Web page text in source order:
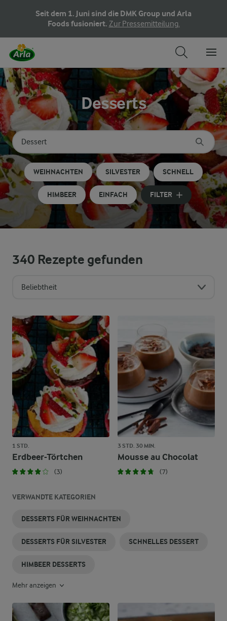
Seit dem 1. Juni sind die DMK Group und Arla
Foods fusioniert. Zur Pressemitteilung.
Desserts
Nach Kategorie suchen
Geben Sie Suchbegriffe ein
WEIHNACHTEN SILVESTER SCHNELL
HIMBEER EINFACH FILTER
340 Rezepte gefunden
Beliebtheit
1 STD.
Erdbeer-Törtchen
(3)
3 STD. 30 MIN.
Mousse au Chocolat
(7)
VERWANDTE KATEGORIEN
DESSERTS FÜR WEIHNACHTEN
DESSERTS FÜR SILVESTER SCHNELLES DESSERT
HIMBEER DESSERTS
Mehr anzeigen